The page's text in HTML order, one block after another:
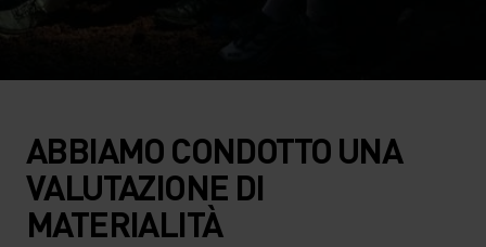
ABBIAMO CONDOTTO UNA
VALUTAZIONE DI
MATERIALITÀ